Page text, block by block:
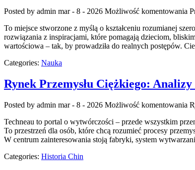
Posted by admin mar - 8 - 2026 Możliwość komentowania
To miejsce stworzone z myślą o kształceniu rozumianej
rozwiązania z inspiracjami, które pomagają dzieciom,
wartościowa – tak, by prowadziła do realnych postępów.
Categories: Nauka
Rynek Przemysłu Ciężkiego:
Posted by admin mar - 8 - 2026 Możliwość komentowania
Techneau to portal o wytwórczości – przede wszystkim
To przestrzeń dla osób, które chcą rozumieć procesy
W centrum zainteresowania stoją fabryki, system
Categories: Historia Chin